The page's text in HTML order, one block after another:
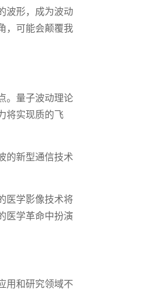
波形，成为波动
，可能会颠覆我
。量子波动理论
将实现质的飞
的新型通信技术
医学影像技术将
医学革命中扮演
用和研究领域不